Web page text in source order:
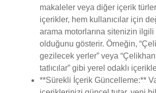
makaleler veya diğer içerik
içerikler, hem kullanıcılar için
arama motorlarına sitenizin ilgili
olduğunu gösterir. Örneğin,
gezilecek yerler” veya
tatlıcılar” gibi yerel odaklı
**Sürekli İçerik Güncelleme:**